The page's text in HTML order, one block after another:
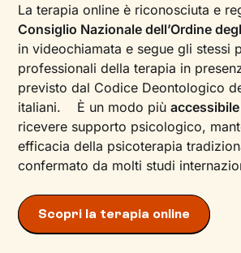
La terapia online è riconosciuta e
Consiglio Nazionale dell’Ordine
in videochiamata e segue gli stessi
professionali della terapia in
previsto dal Codice Deontologico
italiani. È un modo più
ricevere supporto psicologico,
efficacia della psicoterapia
confermato da molti studi
Scopri la terapia online